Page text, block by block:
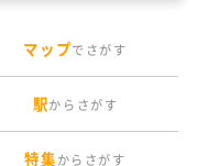
マップでさがす
駅からさがす
特集からさがす